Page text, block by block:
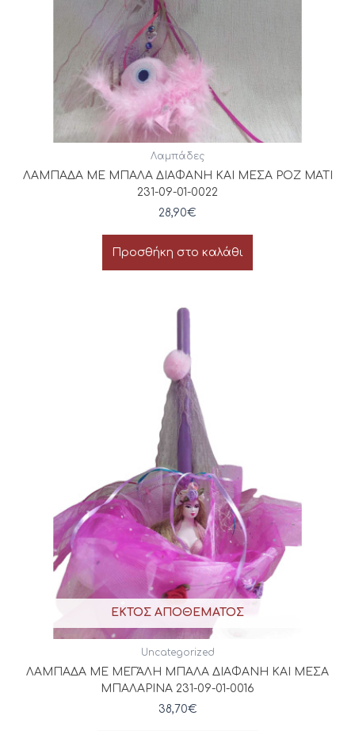
Λαμπάδες
ΛΑΜΠΑΔΑ ΜΕ ΜΠΑΛΑ ΔΙΑΦΑΝΗ ΚΑΙ ΜΕΣΑ ΡΟΖ ΜΑΤΙ
231-09-01-0022
28,90€
Προσθήκη στο καλάθι
ΕΚΤΌΣ ΑΠΟΘΈΜΑΤΟΣ
Uncategorized
ΛΑΜΠΑΔΑ ΜΕ ΜΕΓΆΛΗ ΜΠΑΛΑ ΔΙΑΦΑΝΗ ΚΑΙ ΜΕΣΑ
ΜΠΑΛΑΡΙΝΑ 231-09-01-0016
38,70€